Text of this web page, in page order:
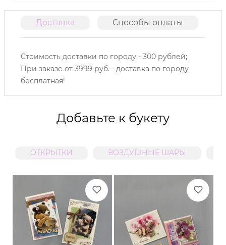
Доставка Способы оплаты
Стоимость доставки по городу - 300 рублей;
При заказе от 3999 руб. - доставка по городу
бесплатная!
Добавьте к букету
ОТКРЫТКИ ВОЗДУШНЫЕ ШАРЫ